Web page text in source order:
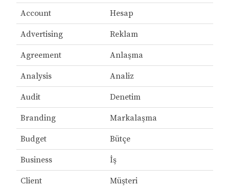
Account Hesap
Advertising Reklam
Agreement Anlaşma
Analysis Analiz
Audit Denetim
Branding Markalaşma
Budget Bütçe
Business İş
Client Müşteri